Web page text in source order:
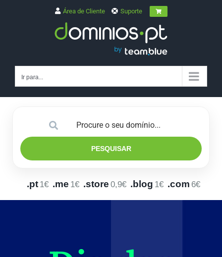
Área de Cliente Suporte
Ir para...
PESQUISAR
.pt 1€ .me 1€ .store 0,9€ .blog 1€ .com 6€